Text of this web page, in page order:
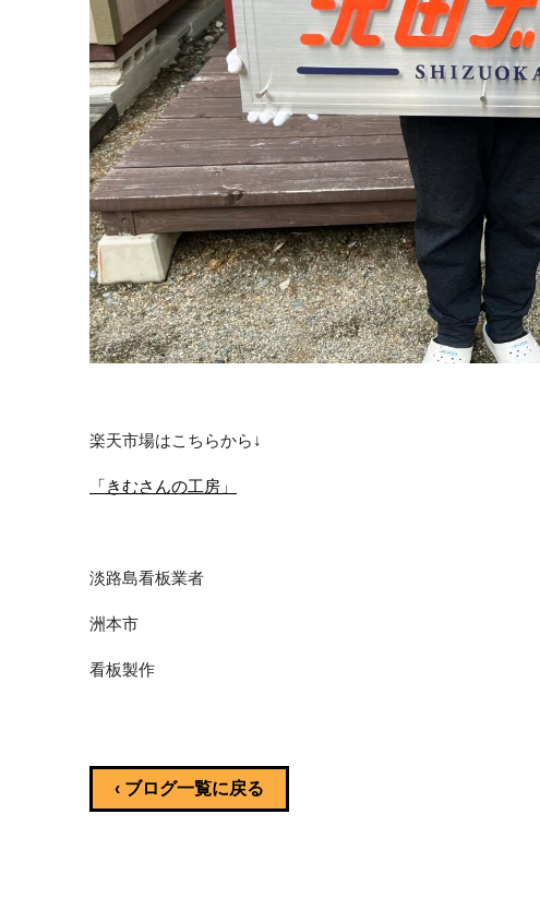
楽天市場はこちらから↓
「きむさんの工房」
淡路島看板業者
洲本市
看板製作
‹ ブログ一覧に戻る